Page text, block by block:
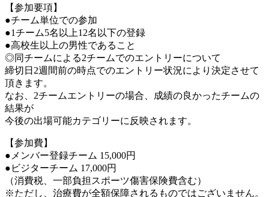
【参加要項】
●チーム単位での参加
●1チーム5名以上12名以下の登録
●高校生以上の男性であること
◎同チームによる2チームでのエントリーについて
締切日2週間前の時点でのエントリー状況により決定させて
頂きます。
なお、2チームエントリーの場合、成績の良かったチームの
結果が
今後の出場可能カテゴリーに反映されます。
【参加費】
●メンバー登録チーム 15,000円
●ビジターチーム 17,000円
（消費税、一部負担スポーツ傷害保険費含む）
※ただし、治療費が全額保障されるものではございません。